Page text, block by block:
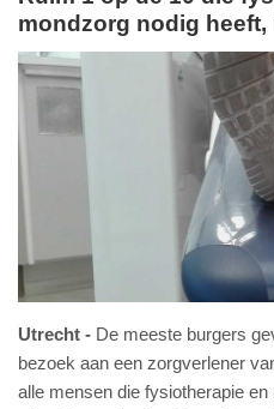
mondzorg nodig
Utrecht
De meeste burgers
bezoek aan een zorgverlener
alle mensen die fysiotherapie